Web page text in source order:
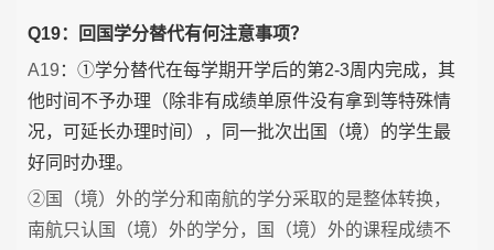
Q19：回国学分替代有何注意事项？
A19 ：①学分替代在每学期开学后的第2-3周内完成，其
他时间不予办理（除非有成绩单原件没有拿到等特殊情
况，可延长办理时间），同一批次出国（境）的学生最
好同时办理。
②国（境）外的学分和南航的学分采取的是整体转换，
南航只认国（境）外的学分，国（境）外的课程成绩不